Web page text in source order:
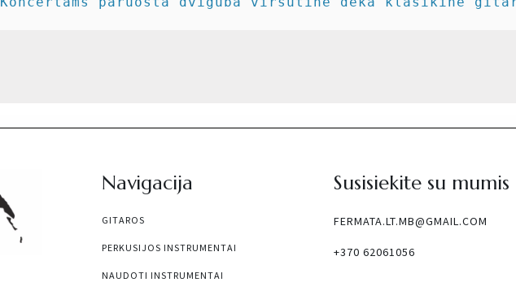
Navigacija
GITAROS
PERKUSIJOS INSTRUMENTAI
NAUDOTI INSTRUMENTAI
Susisiekite su mumis
FERMATA.LT.MB@GMAIL.COM
+370 62061056